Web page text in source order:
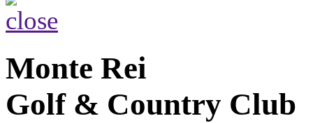
Monte Rei
Golf & Country Club